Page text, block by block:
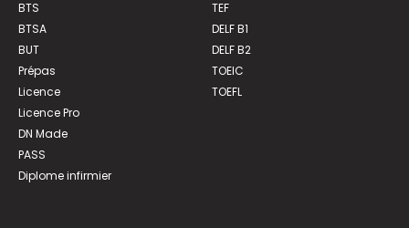
BTS
BTSA
BUT
Prépas
Licence
Licence Pro
DN Made
PASS
Diplome infirmier
TEF
DELF B1
DELF B2
TOEIC
TOEFL